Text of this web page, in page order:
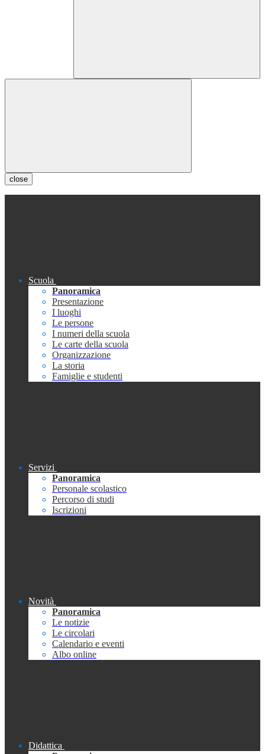
close
Scuola
Panoramica
Presentazione
I luoghi
Le persone
I numeri della scuola
Le carte della scuola
Organizzazione
La storia
Famiglie e studenti
Servizi
Panoramica
Personale scolastico
Percorso di studi
Iscrizioni
Novità
Panoramica
Le notizie
Le circolari
Calendario e eventi
Albo online
Didattica